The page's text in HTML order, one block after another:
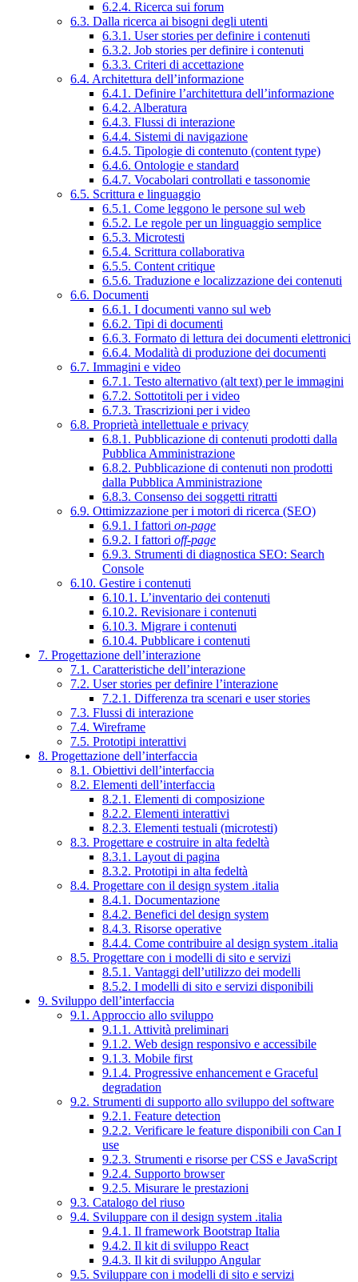
6.2.4. Ricerca sui forum
6.3. Dalla ricerca ai bisogni degli utenti
6.3.1. User stories per definire i contenuti
6.3.2. Job stories per definire i contenuti
6.3.3. Criteri di accettazione
6.4. Architettura dell’informazione
6.4.1. Definire l’architettura dell’informazione
6.4.2. Alberatura
6.4.3. Flussi di interazione
6.4.4. Sistemi di navigazione
6.4.5. Tipologie di contenuto (content type)
6.4.6. Ontologie e standard
6.4.7. Vocabolari controllati e tassonomie
6.5. Scrittura e linguaggio
6.5.1. Come leggono le persone sul web
6.5.2. Le regole per un linguaggio semplice
6.5.3. Microtesti
6.5.4. Scrittura collaborativa
6.5.5. Content critique
6.5.6. Traduzione e localizzazione dei contenuti
6.6. Documenti
6.6.1. I documenti vanno sul web
6.6.2. Tipi di documenti
6.6.3. Formato di lettura dei documenti elettronici
6.6.4. Modalità di produzione dei documenti
6.7. Immagini e video
6.7.1. Testo alternativo (alt text) per le immagini
6.7.2. Sottotitoli per i video
6.7.3. Trascrizioni per i video
6.8. Proprietà intellettuale e privacy
6.8.1. Pubblicazione di contenuti prodotti dalla
Pubblica Amministrazione
6.8.2. Pubblicazione di contenuti non prodotti
dalla Pubblica Amministrazione
6.8.3. Consenso dei soggetti ritratti
6.9. Ottimizzazione per i motori di ricerca (SEO)
6.9.1. I fattori on-page
6.9.2. I fattori off-page
6.9.3. Strumenti di diagnostica SEO: Search
Console
6.10. Gestire i contenuti
6.10.1. L’inventario dei contenuti
6.10.2. Revisionare i contenuti
6.10.3. Migrare i contenuti
6.10.4. Pubblicare i contenuti
7. Progettazione dell’interazione
7.1. Caratteristiche dell’interazione
7.2. User stories per definire l’interazione
7.2.1. Differenza tra scenari e user stories
7.3. Flussi di interazione
7.4. Wireframe
7.5. Prototipi interattivi
8. Progettazione dell’interfaccia
8.1. Obiettivi dell’interfaccia
8.2. Elementi dell’interfaccia
8.2.1. Elementi di composizione
8.2.2. Elementi interattivi
8.2.3. Elementi testuali (microtesti)
8.3. Progettare e costruire in alta fedeltà
8.3.1. Layout di pagina
8.3.2. Prototipi in alta fedeltà
8.4. Progettare con il design system .italia
8.4.1. Documentazione
8.4.2. Benefici del design system
8.4.3. Risorse operative
8.4.4. Come contribuire al design system .italia
8.5. Progettare con i modelli di sito e servizi
8.5.1. Vantaggi dell’utilizzo dei modelli
8.5.2. I modelli di sito e servizi disponibili
9. Sviluppo dell’interfaccia
9.1. Approccio allo sviluppo
9.1.1. Attività preliminari
9.1.2. Web design responsivo e accessibile
9.1.3. Mobile first
9.1.4. Progressive enhancement e Graceful
degradation
9.2. Strumenti di supporto allo sviluppo del software
9.2.1. Feature detection
9.2.2. Verificare le feature disponibili con Can I
use
9.2.3. Strumenti e risorse per CSS e JavaScript
9.2.4. Supporto browser
9.2.5. Misurare le prestazioni
9.3. Catalogo del riuso
9.4. Sviluppare con il design system .italia
9.4.1. Il framework Bootstrap Italia
9.4.2. Il kit di sviluppo React
9.4.3. Il kit di sviluppo Angular
9.5. Sviluppare con i modelli di sito e servizi